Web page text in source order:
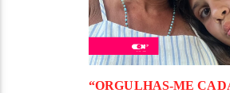
“ORGULHAS-ME